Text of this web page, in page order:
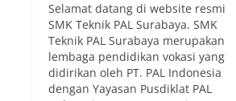
Selamat datang di website resmi
SMK Teknik PAL Surabaya. SMK
Teknik PAL Surabaya merupakan
lembaga pendidikan vokasi yang
didirikan oleh PT. PAL Indonesia
dengan Yayasan Pusdiklat PAL